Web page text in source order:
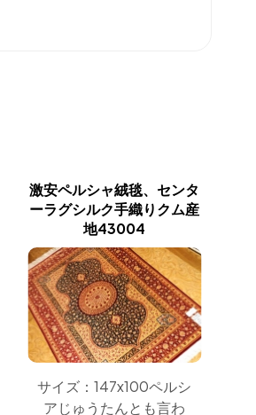
激安ペルシャ絨毯、センタ
ーラグシルク手織りクム産
地43004
サイズ：147x100ペルシ
アじゅうたんとも言わ